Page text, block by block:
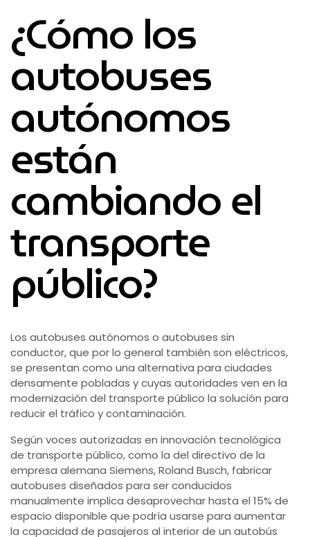
¿Cómo los
autobuses
autónomos
están
cambiando el
transporte
público?
Los autobuses autónomos o autobuses sin
conductor, que por lo general también son eléctricos,
se presentan como una alternativa para ciudades
densamente pobladas y cuyas autoridades ven en la
modernización del transporte público la solución para
reducir el tráfico y contaminación.
Según voces autorizadas en innovación tecnológica
de transporte público, como la del directivo de la
empresa alemana Siemens, Roland Busch, fabricar
autobuses diseñados para ser conducidos
manualmente implica desaprovechar hasta el 15% de
espacio disponible que podría usarse para aumentar
la capacidad de pasajeros al interior de un autobús